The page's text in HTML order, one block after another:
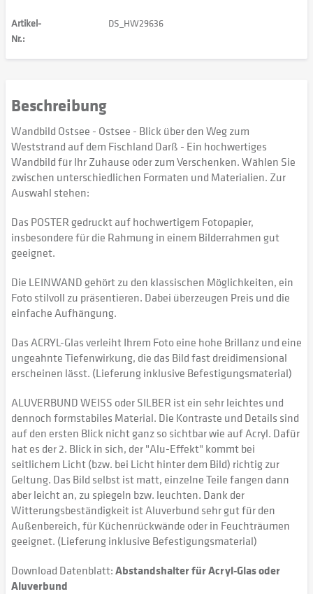
Artikel-
Nr.:
DS_HW29636
Beschreibung
Wandbild Ostsee - Ostsee - Blick über den Weg zum
Weststrand auf dem Fischland Darß - Ein hochwertiges
Wandbild für Ihr Zuhause oder zum Verschenken. Wählen Sie
zwischen unterschiedlichen Formaten und Materialien. Zur
Auswahl stehen:
Das POSTER gedruckt auf hochwertigem Fotopapier,
insbesondere für die Rahmung in einem Bilderrahmen gut
geeignet.
Die LEINWAND gehört zu den klassischen Möglichkeiten, ein
Foto stilvoll zu präsentieren. Dabei überzeugen Preis und die
einfache Aufhängung.
Das ACRYL-Glas verleiht Ihrem Foto eine hohe Brillanz und eine
ungeahnte Tiefenwirkung, die das Bild fast dreidimensional
erscheinen lässt. (Lieferung inklusive Befestigungsmaterial)
ALUVERBUND WEISS oder SILBER ist ein sehr leichtes und
dennoch formstabiles Material. Die Kontraste und Details sind
auf den ersten Blick nicht ganz so sichtbar wie auf Acryl. Dafür
hat es der 2. Blick in sich, der "Alu-Effekt" kommt bei
seitlichem Licht (bzw. bei Licht hinter dem Bild) richtig zur
Geltung. Das Bild selbst ist matt, einzelne Teile fangen dann
aber leicht an, zu spiegeln bzw. leuchten. Dank der
Witterungsbeständigkeit ist Aluverbund sehr gut für den
Außenbereich, für Küchenrückwände oder in Feuchträumen
geeignet. (Lieferung inklusive Befestigungsmaterial)
Download Datenblatt:Abstandshalter für Acryl-Glas oder
Aluverbund